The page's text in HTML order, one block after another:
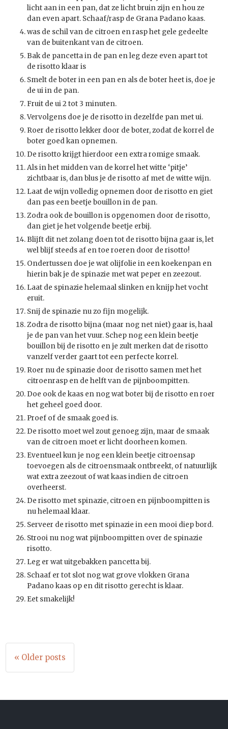
licht aan in een pan, dat ze licht bruin zijn en hou ze
dan even apart. Schaaf/rasp de Grana Padano kaas.
was de schil van de citroen en rasp het gele gedeelte
van de buitenkant van de citroen.
Bak de pancetta in de pan en leg deze even apart tot
de risotto klaar is
Smelt de boter in een pan en als de boter heet is, doe je
de ui in de pan.
Fruit de ui 2 tot 3 minuten.
Vervolgens doe je de risotto in dezelfde pan met ui.
Roer de risotto lekker door de boter, zodat de korrel de
boter goed kan opnemen.
De risotto krijgt hierdoor een extra romige smaak.
Als in het midden van de korrel het witte ‘pitje’
zichtbaar is, dan blus je de risotto af met de witte wijn.
Laat de wijn volledig opnemen door de risotto en giet
dan pas een beetje bouillon in de pan.
Zodra ook de bouillon is opgenomen door de risotto,
dan giet je het volgende beetje erbij.
Blijft dit net zolang doen tot de risotto bijna gaar is, let
wel blijf steeds af en toe roeren door de risotto!
Ondertussen doe je wat olijfolie in een koekenpan en
hierin bak je de spinazie met wat peper en zeezout.
Laat de spinazie helemaal slinken en knijp het vocht
eruit.
Snij de spinazie nu zo fijn mogelijk.
Zodra de risotto bijna (maar nog net niet) gaar is, haal
je de pan van het vuur. Schep nog een klein beetje
bouillon bij de risotto en je zult merken dat de risotto
vanzelf verder gaart tot een perfecte korrel.
Roer nu de spinazie door de risotto samen met het
citroenrasp en de helft van de pijnboompitten.
Doe ook de kaas en nog wat boter bij de risotto en roer
het geheel goed door.
Proef of de smaak goed is.
De risotto moet wel zout genoeg zijn, maar de smaak
van de citroen moet er licht doorheen komen.
Eventueel kun je nog een klein beetje citroensap
toevoegen als de citroensmaak ontbreekt, of natuurlijk
wat extra zeezout of wat kaas indien de citroen
overheerst.
De risotto met spinazie, citroen en pijnboompitten is
nu helemaal klaar.
Serveer de risotto met spinazie in een mooi diep bord.
Strooi nu nog wat pijnboompitten over de spinazie
risotto.
Leg er wat uitgebakken pancetta bij.
Schaaf er tot slot nog wat grove vlokken Grana
Padano kaas op en dit risotto gerecht is klaar.
Eet smakelijk!
Berichtennavigatie
« Older posts